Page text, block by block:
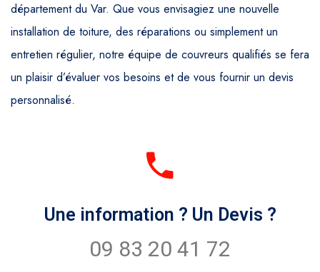
département du Var. Que vous envisagiez une nouvelle
installation de toiture, des réparations ou simplement un
entretien régulier, notre équipe de couvreurs qualifiés se fera
un plaisir d’évaluer vos besoins et de vous fournir un devis
personnalisé.
Une information ? Un Devis ?
09 83 20 41 72